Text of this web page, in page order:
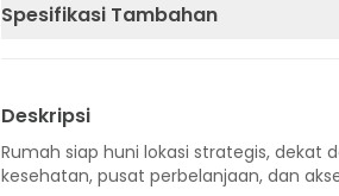
Spesifikasi Tambahan
Deskripsi
Rumah siap huni lokasi strategis, dekat
kesehatan, pusat perbelanjaan, dan